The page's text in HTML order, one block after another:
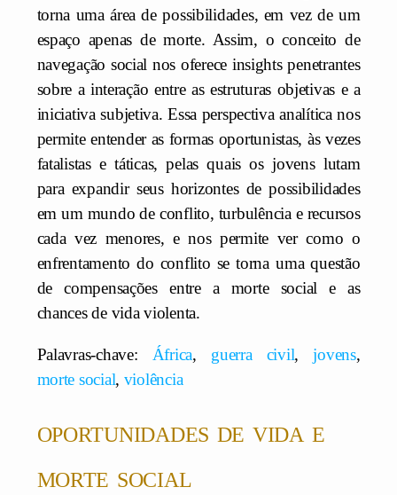
torna uma área de possibilidades, em vez de um
espaço apenas de morte. Assim, o conceito de
navegação social nos oferece insights penetrantes
sobre a interação entre as estruturas objetivas e a
iniciativa subjetiva. Essa perspectiva analítica nos
permite entender as formas oportunistas, às vezes
fatalistas e táticas, pelas quais os jovens lutam
para expandir seus horizontes de possibilidades
em um mundo de conflito, turbulência e recursos
cada vez menores, e nos permite ver como o
enfrentamento do conflito se torna uma questão
de compensações entre a morte social e as
chances de vida violenta.
Palavras-chave: África, guerra civil,jovens,
morte social, violência
oportunidades de vida e
morte social